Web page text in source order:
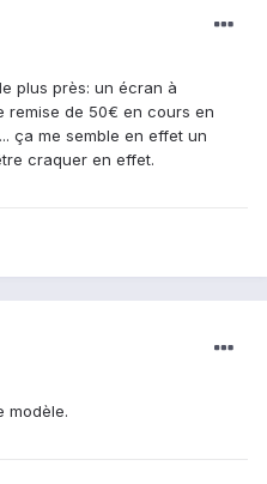
plus près: un écran à
remise de 50€ en cours en
ça me semble en effet un
craquer en effet.
modèle.